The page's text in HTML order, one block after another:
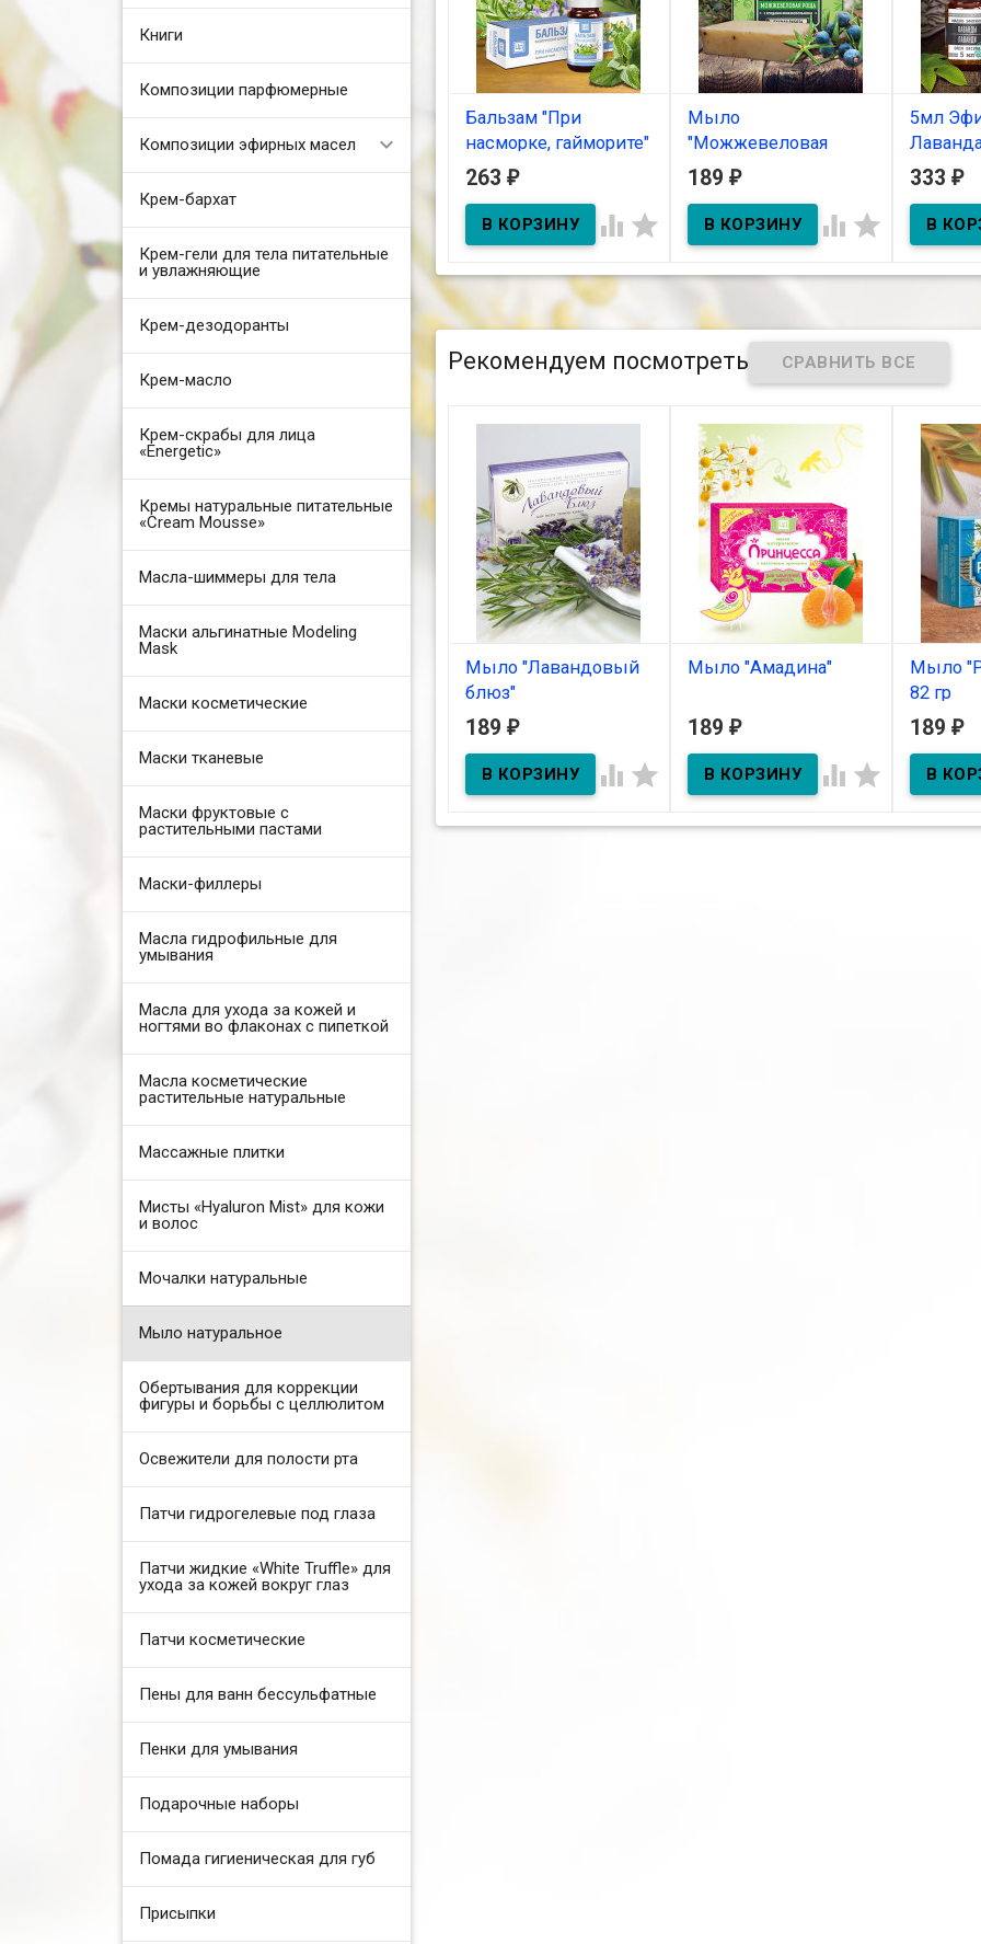
Книги
Композиции парфюмерные
Композиции эфирных масел
Крем-бархат
Крем-гели для тела питательные
и увлажняющие
Крем-дезодоранты
Крем-масло
Крем-скрабы для лица
«Energetic»
Кремы натуральные питательные
«Cream Mousse»
Масла-шиммеры для тела
Маски альгинатные Modeling
Mask
Маски косметические
Маски тканевые
Маски фруктовые с
растительными пастами
Маски-филлеры
Масла гидрофильные для
умывания
Масла для ухода за кожей и
ногтями во флаконах с пипеткой
Масла косметические
растительные натуральные
Массажные плитки
Мисты «Hyaluron Mist» для кожи
и волос
Мочалки натуральные
Мыло натуральное
Обертывания для коррекции
фигуры и борьбы с целлюлитом
Освежители для полости рта
Патчи гидрогелевые под глаза
Патчи жидкие «White Truffle» для
ухода за кожей вокруг глаз
Патчи косметические
Пены для ванн бессульфатные
Пенки для умывания
Подарочные наборы
Помада гигиеническая для губ
Присыпки
Бальзам "При
насморке, гайморите"
(Эвкалиптовый)
Бальзам-спрей "При
насморке, гайморите"
10мл
263 ₽
 
Мыло
"Можжевеловая
роща" 82 гр
В наличии
Мыло натуральное
ягодами можжевельника.
189 ₽
 
5мл
В
5мл
333 ₽
Рекомендуем посмотреть
Мыло "Лавандовый
блюз"
В наличии
Мыло "Лавандовый блюз"
189 ₽
 
Мыло "Амадина"
В наличии
189 ₽
 
Мыло
82 гр
В
Мыло
189 ₽